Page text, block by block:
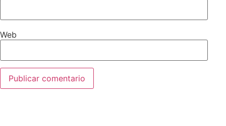
Web